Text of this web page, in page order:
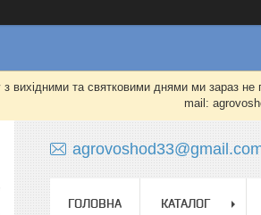
вихідними та святковими днями ми зараз
mail:
ГОЛОВНА КАТАЛОГ